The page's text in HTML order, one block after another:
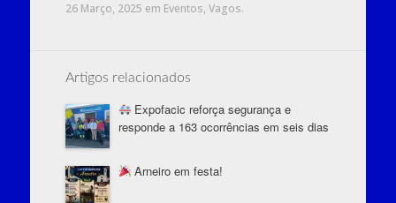
26 Março, 2025 em Eventos, Vagos.
Artigos relacionados
Expofacic reforça segurança e
responde a 163 ocorrências em seis dias
Arneiro em festa!